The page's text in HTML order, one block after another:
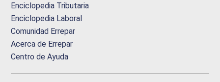
Enciclopedia Tributaria
Enciclopedia Laboral
Comunidad Errepar
Acerca de Errepar
Centro de Ayuda